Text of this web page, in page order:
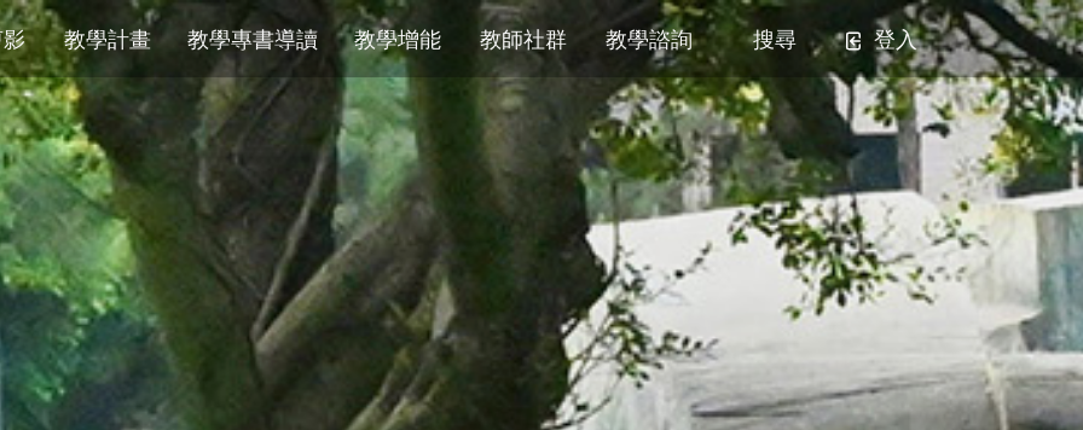
教學計畫 教學專書導讀 教學增能 教師社群 教學諮詢 搜尋 登入